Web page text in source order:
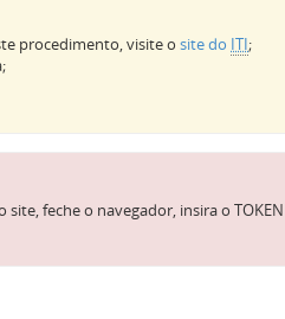
procedimento, visite o site do ITI;
site, feche o navegador, insira o TOKEN